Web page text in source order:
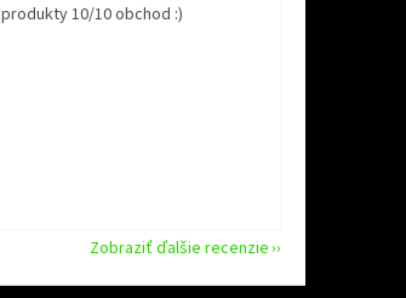
10/10 obchod :)
je 5 z 5 hviezdičiek.
Zobraziť ďalšie recenzie